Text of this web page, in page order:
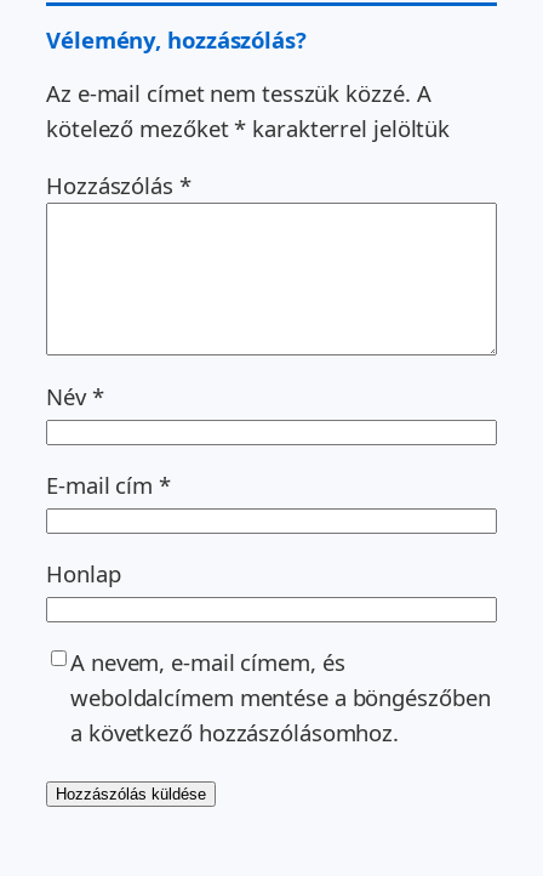
Vélemény, hozzászólás?
Az e-mail címet nem tesszük közzé. A
kötelező mezőket* karakterrel jelöltük
Hozzászólás *
Név*
E-mail cím *
Honlap
A nevem, e-mail címem, és
weboldalcímem mentése a böngészőben
a következő hozzászólásomhoz.